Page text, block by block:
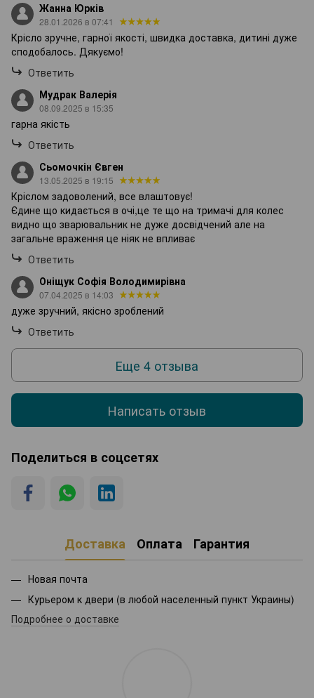
Жанна Юрків
28.01.2026 в 07:41
Крісло зручне, гарної якості, швидка доставка, дитині дуже
сподобалось. Дякуємо!
Ответить
Мудрак Валерія
08.09.2025 в 15:35
гарна якість
Ответить
Сьомочкін Євген
13.05.2025 в 19:15
Кріслом задоволений, все влаштовує!
Єдине що кидається в очі,це те що на тримачі для колес
видно що зварювальник не дуже досвідчений але на
загальне враження це ніяк не впливає
Ответить
Оніщук Софія Володимирівна
07.04.2025 в 14:03
дуже зручний, якісно зроблений
Ответить
Еще 4 отзыва
Написать отзыв
Поделиться в соцсетях
Доставка Оплата Гарантия
Новая почта
Курьером к двери (в любой населенный пункт Украины)
Подробнее о доставке